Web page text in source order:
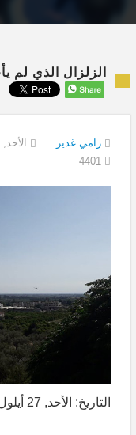
الزلزال الذي لم
رامي غدير الأحد, 27 أيلول 2020
التاريخ: الأحد, 27 أيلول 2020